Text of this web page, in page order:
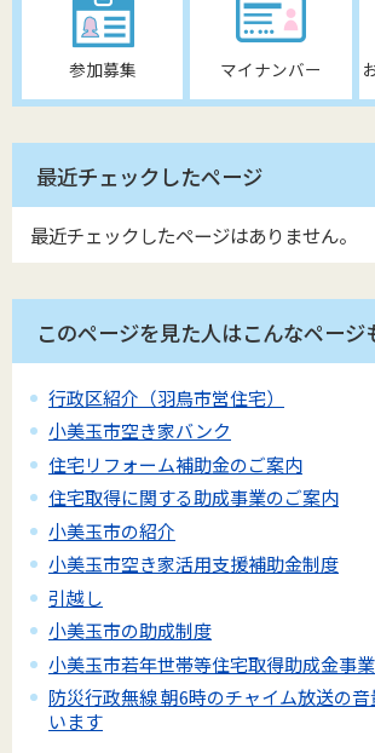
参加募集 マイナンバー
最近チェックしたページ
最近チェックしたページはありません。
このページを見た人はこんなページ
行政区紹介（羽鳥市営住宅）
小美玉市空き家バンク
住宅リフォーム補助金のご案内
住宅取得に関する助成事業のご案内
小美玉市の紹介
小美玉市空き家活用支援補助金制度
引越し
小美玉市の助成制度
小美玉市若年世帯等住宅取得助成金事
防災行政無線 朝6時のチャイム放送の
います